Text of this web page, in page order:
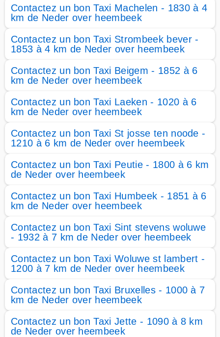
Contactez un bon Taxi Machelen - 1830 à 4
km de Neder over heembeek
Contactez un bon Taxi Strombeek bever -
1853 à 4 km de Neder over heembeek
Contactez un bon Taxi Beigem - 1852 à 6
km de Neder over heembeek
Contactez un bon Taxi Laeken - 1020 à 6
km de Neder over heembeek
Contactez un bon Taxi St josse ten noode -
1210 à 6 km de Neder over heembeek
Contactez un bon Taxi Peutie - 1800 à 6 km
de Neder over heembeek
Contactez un bon Taxi Humbeek - 1851 à 6
km de Neder over heembeek
Contactez un bon Taxi Sint stevens woluwe
- 1932 à 7 km de Neder over heembeek
Contactez un bon Taxi Woluwe st lambert -
1200 à 7 km de Neder over heembeek
Contactez un bon Taxi Bruxelles - 1000 à 7
km de Neder over heembeek
Contactez un bon Taxi Jette - 1090 à 8 km
de Neder over heembeek